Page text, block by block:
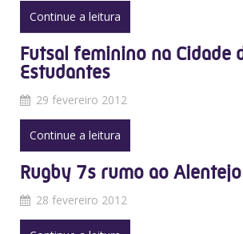
Continue a leitura
Futsal feminino na Cidade
Estudantes
29 fevereiro 2012
Continue a leitura
Rugby 7s rumo ao Alentejo
28 fevereiro 2012